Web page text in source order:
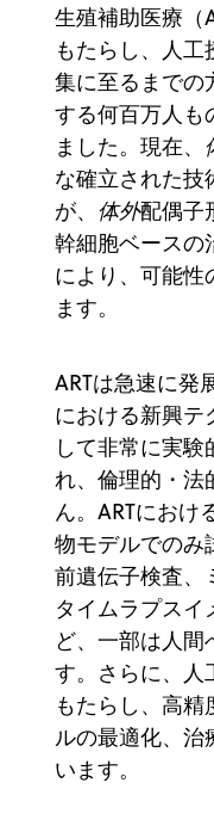
生殖補助医療（
もたらし、人
集に至るまでの
する何百万人も
ました。現在、
な確立された技
が、 体外配偶子
幹細胞ベースの
により、可能性
ます。
ARTは急速に発
における新興テ
して非常に実
れ、倫理的・法
ん。ARTにおけ
物モデルでのみ
前遺伝子検査、
タイムラプスイ
ど、一部は人間
す。さらに、人
もたらし、高精
ルの最適化、治
います。